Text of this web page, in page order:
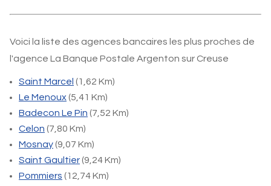
Voici la liste des agences bancaires les plus proches de
l'agence La Banque Postale Argenton sur Creuse
Saint Marcel (1,62 Km)
Le Menoux(5,41 Km)
Badecon Le Pin (7,52 Km)
Celon (7,80 Km)
Mosnay(9,07 Km)
Saint Gaultier(9,24 Km)
Pommiers (12,74 Km)